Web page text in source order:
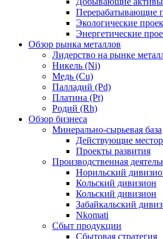
Перерабатывающие
Экологические
Энергетические
Обзор рынка металлов
Лидерство на рынке
Никель (Ni)
Медь (Cu)
Палладий (Pd)
Платина (Pt)
Родий (Rh)
Обзор бизнеса
Минерально-сырьевая база
Действующие
Проекты развития
Производственная
Норильский
Кольский дивизион
Кольский дивизион
Забайкальский
Nkomati
Сбыт продукции
Сбытовая стратегия